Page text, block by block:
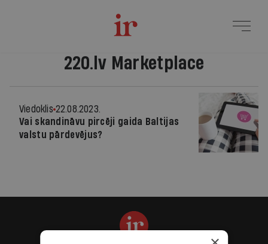
220.lv Marketplace
Viedoklis 22.08.2023.
Vai skandināvu pircēji gaida Baltijas
valstu pārdevējus?